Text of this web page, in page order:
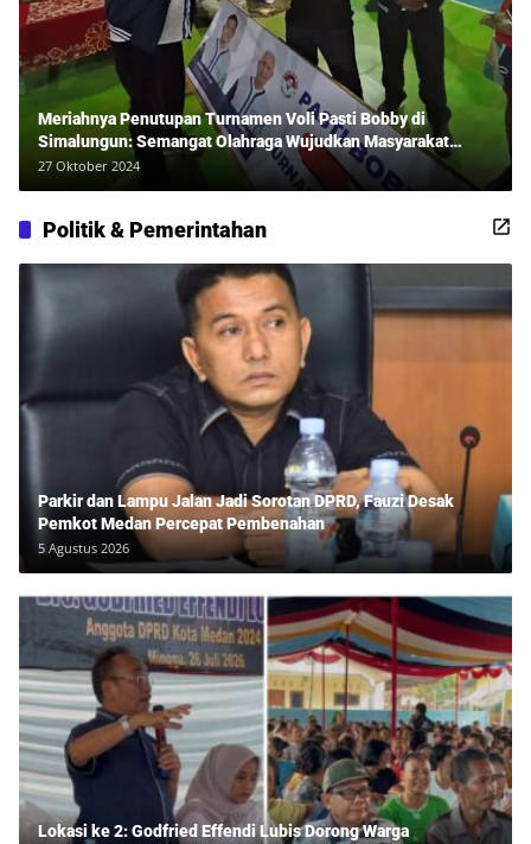
Meriahnya Penutupan Turnamen Voli Pasti Bobby di
Simalungun: Semangat Olahraga Wujudkan Masyarakat
Sehat Bersama Erwan Rozadi dan Ribuan Penonton!
27 Oktober 2024
Politik & Pemerintahan
Parkir dan Lampu Jalan Jadi Sorotan DPRD, Fauzi Desak
Pemkot Medan Percepat Pembenahan
5 Agustus 2026
Lokasi ke 2: Godfried Effendi Lubis Dorong Warga